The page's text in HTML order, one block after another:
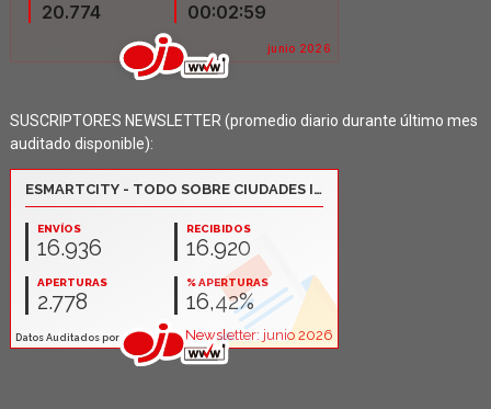
SUSCRIPTORES NEWSLETTER (promedio diario durante último mes
auditado disponible):